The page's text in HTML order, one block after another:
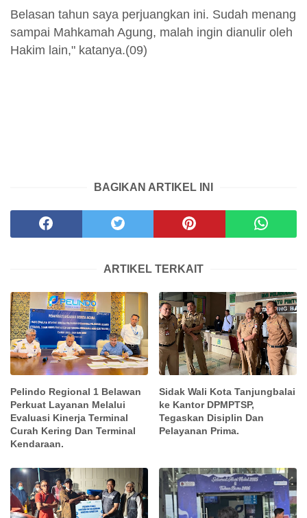
Belasan tahun saya perjuangkan ini. Sudah menang
sampai Mahkamah Agung, malah ingin dianulir oleh
Hakim lain," katanya.(09)
BAGIKAN ARTIKEL INI
ARTIKEL TERKAIT
Pelindo Regional 1 Belawan
Perkuat Layanan Melalui
Evaluasi Kinerja Terminal
Curah Kering Dan Terminal
Kendaraan.
Sidak Wali Kota Tanjungbalai
ke Kantor DPMPTSP,
Tegaskan Disiplin Dan
Pelayanan Prima.